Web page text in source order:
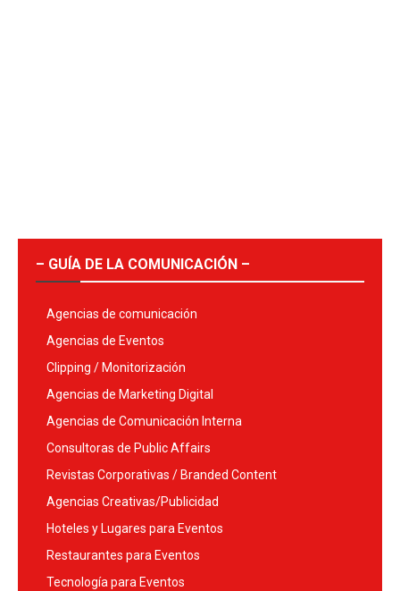
– GUÍA DE LA COMUNICACIÓN –
Agencias de comunicación
Agencias de Eventos
Clipping / Monitorización
Agencias de Marketing Digital
Agencias de Comunicación Interna
Consultoras de Public Affairs
Revistas Corporativas / Branded Content
Agencias Creativas/Publicidad
Hoteles y Lugares para Eventos
Restaurantes para Eventos
Tecnología para Eventos